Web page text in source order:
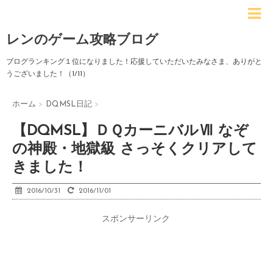
レンのゲーム攻略ブログ
ブログランキング１位になりました！応援していただいたみなさま、ありがと
うございました！（1/11）
ホーム > DQMSL日記 >
【DQMSL】ＤＱカーニバルⅦ なぞ
の神殿・地獄級 さっそくクリアして
きました！
2016/10/31 2016/11/01
スポンサーリンク